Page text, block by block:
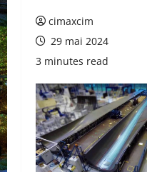
cimaxcim
29 mai 2024
3 minutes read